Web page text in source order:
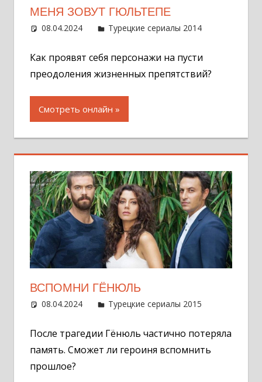
МЕНЯ ЗОВУТ ГЮЛЬТЕПЕ
08.04.2024 Администратор
Турецкие сериалы 2014
Как проявят себя персонажи на пусти
преодоления жизненных препятствий?
Смотреть онлайн
ВСПОМНИ ГЁНЮЛЬ
08.04.2024 Администратор
Турецкие сериалы 2015
После трагедии Гёнюль частично потеряла
память. Сможет ли героиня вспомнить
прошлое?